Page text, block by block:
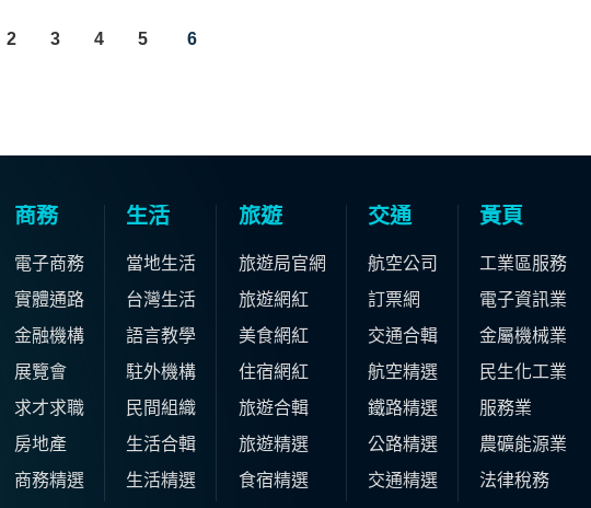
2 3 4 5 6
商務
電子商務
實體通路
金融機構
展覽會
求才求職
房地產
商務精選
生活
當地生活
台灣生活
語言教學
駐外機構
民間組織
生活合輯
生活精選
旅遊
旅遊局官網
旅遊網紅
美食網紅
住宿網紅
旅遊合輯
旅遊精選
食宿精選
交通
航空公司
訂票網
交通合輯
航空精選
鐵路精選
公路精選
交通精選
黃頁
工業區服務
電子資訊業
金屬機械業
民生化工業
服務業
農礦能源業
法律稅務